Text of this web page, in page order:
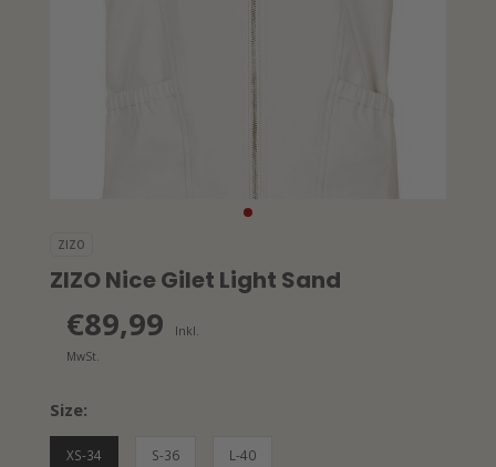
ZIZO
ZIZO Nice Gilet Light Sand
€89,99
Inkl.
MwSt.
Size:
XS-34 S-36 L-40